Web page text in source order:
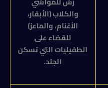
والكلاب (الأبقار،
الأغنام، والماعز)
للقضاء على
الطفيليات التي تسكن
الجلد.